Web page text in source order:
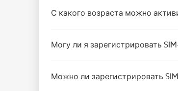
С какого возраста можно
Могу ли я зарегистрировать
Можно ли зарегистрировать